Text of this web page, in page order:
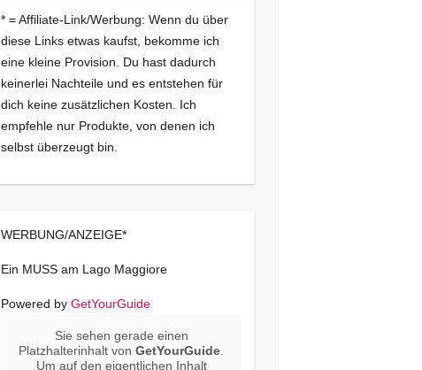
* = Affiliate-Link/Werbung: Wenn du über
diese Links etwas kaufst, bekomme ich
eine kleine Provision. Du hast dadurch
keinerlei Nachteile und es entstehen für
dich keine zusätzlichen Kosten. Ich
empfehle nur Produkte, von denen ich
selbst überzeugt bin.
WERBUNG/ANZEIGE*
Ein MUSS am Lago Maggiore
Powered by GetYourGuide
Sie sehen gerade einen
Platzhalterinhalt vonGetYourGuide
Um auf den eigentlichen Inhalt